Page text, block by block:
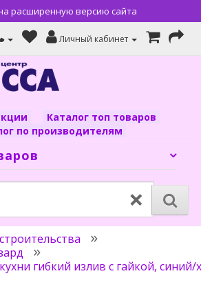
расширенную версию сайта
Личный кабинет
Каталог топ товаров
по производителям
×
гибкий излив с гайкой,